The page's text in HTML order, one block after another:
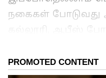
நகைகள்
தேடுகிறார்கள்.